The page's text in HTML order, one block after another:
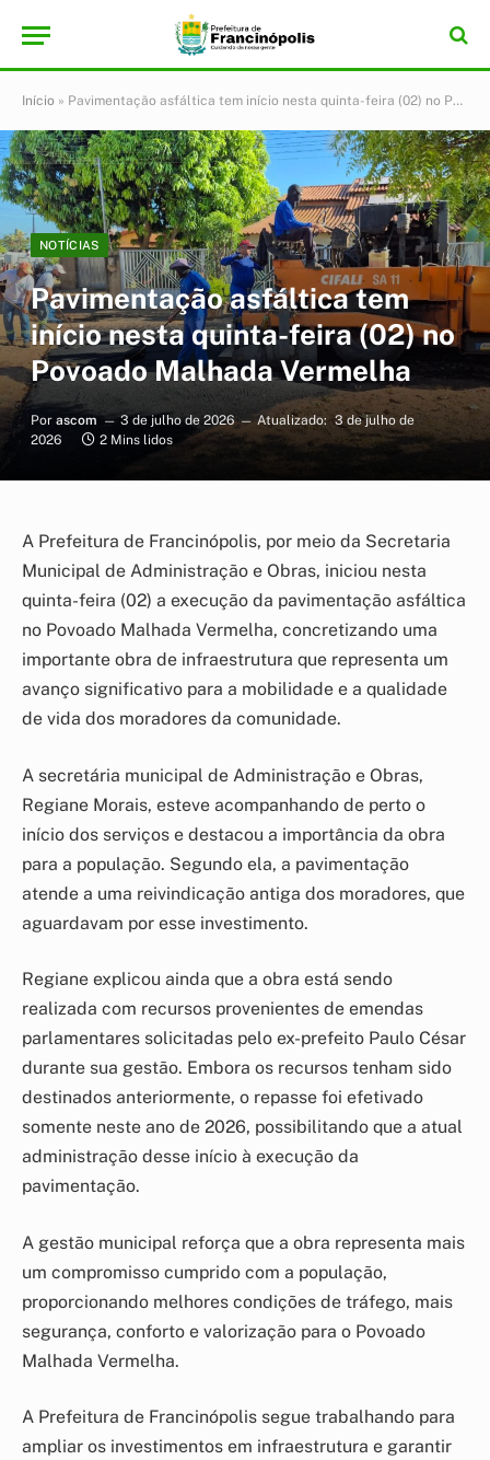
Início » Pavimentação asfáltica tem início nesta quinta-feira (02) no Povoado Malhada Vermelha
NOTÍCIAS
Pavimentação asfáltica tem
início nesta quinta-feira (02) no
Povoado Malhada Vermelha
Por ascom 3 de julho de 2026 Atualizado: 3 de julho de
2026
2 Mins lidos
A Prefeitura de Francinópolis, por meio da Secretaria
Municipal de Administração e Obras, iniciou nesta
quinta-feira (02) a execução da pavimentação asfáltica
no Povoado Malhada Vermelha, concretizando uma
importante obra de infraestrutura que representa um
avanço significativo para a mobilidade e a qualidade
de vida dos moradores da comunidade.
A secretária municipal de Administração e Obras,
Regiane Morais, esteve acompanhando de perto o
início dos serviços e destacou a importância da obra
para a população. Segundo ela, a pavimentação
atende a uma reivindicação antiga dos moradores, que
aguardavam por esse investimento.
Regiane explicou ainda que a obra está sendo
realizada com recursos provenientes de emendas
parlamentares solicitadas pelo ex-prefeito Paulo César
durante sua gestão. Embora os recursos tenham sido
destinados anteriormente, o repasse foi efetivado
somente neste ano de 2026, possibilitando que a atual
administração desse início à execução da
pavimentação.
A gestão municipal reforça que a obra representa mais
um compromisso cumprido com a população,
proporcionando melhores condições de tráfego, mais
segurança, conforto e valorização para o Povoado
Malhada Vermelha.
A Prefeitura de Francinópolis segue trabalhando para
ampliar os investimentos em infraestrutura e garantir